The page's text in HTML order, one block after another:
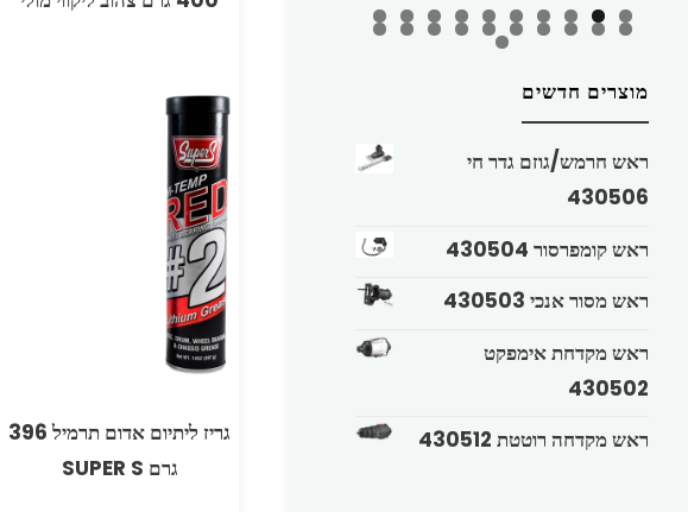
גריז ליתיום אדום תרמיל 396
גרם SUPER S
מוצרים חדשים
ראש חרמש/גוזם גדר חי
430506
ראש קומפרסור 430504
ראש מסור אנכי 430503
ראש מקדחת אימפקט
430502
ראש מקדחה רוטטת 430512